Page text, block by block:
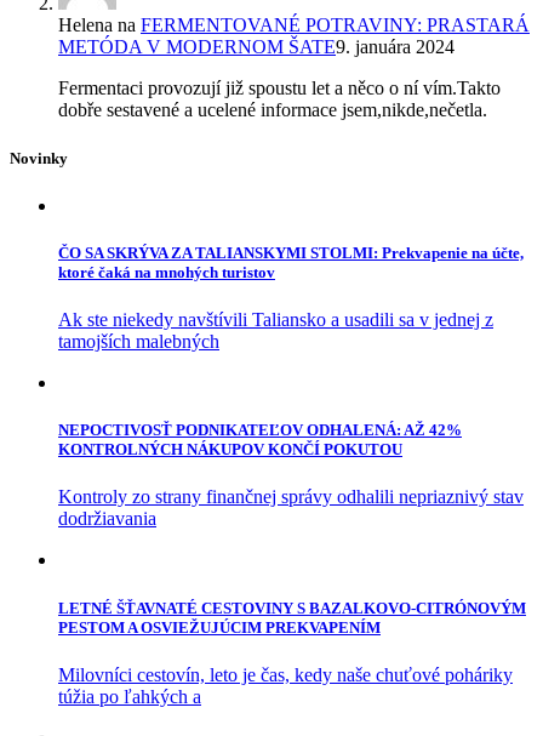
Helena na FERMENTOVANÉ POTRAVINY: PRASTARÁ
METÓDA V MODERNOM ŠATE9. januára 2024
Fermentaci provozují již spoustu let a něco o ní vím.Takto
dobře sestavené a ucelené informace jsem,nikde,nečetla.
Novinky
ČO SA SKRÝVA ZA TALIANSKYMI STOLMI: Prekvapenie na účte,
ktoré čaká na mnohých turistov
Ak ste niekedy navštívili Taliansko a usadili sa v jednej z
tamojších malebných
NEPOCTIVOSŤ PODNIKATEĽOV ODHALENÁ: AŽ 42%
KONTROLNÝCH NÁKUPOV KONČÍ POKUTOU
Kontroly zo strany finančnej správy odhalili nepriaznivý stav
dodržiavania
LETNÉ ŠŤAVNATÉ CESTOVINY S BAZALKOVO-CITRÓNOVÝM
PESTOM A OSVIEŽUJÚCIM PREKVAPENÍM
Milovníci cestovín, leto je čas, kedy naše chuťové poháriky
túžia po ľahkých a